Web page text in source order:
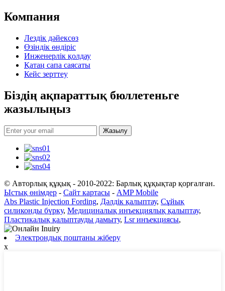
Компания
Лездік дәйексөз
Өзіндік өндіріс
Инженерлік қолдау
Қатаң сапа саясаты
Кейс зерттеу
Біздің ақпараттық бюллетеньге
жазылыңыз
Жазылу
© Авторлық құқық - 2010-2022: Барлық құқықтар қорғалған.
Ыстық өнімдер - Сайт картасы - AMP Mobile
Abs Plastic Injection Fording, Дәлдік қалыптау, Сұйық
силиконды бүрку, Медициналық инъекциялық қалыптау,
Пластикалық қалыптауды дамыту, Lsr инъекциясы,
Электрондық поштаны жіберу
x